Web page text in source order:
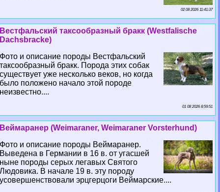
02 08 2026 11:41:37
Вестфальский таксообразный бpaкк (Westfalische
Dachsbracke)
Фото и описание породы Вестфальский
таксообразный бpaкк. Порода этих собак
существует уже несколько веков, но когда
было положено начало этой породе
неизвестно....
01 08 2026 8:59:51
Веймаранер (Weimaraner, Weimaraner Vorsterhund)
Фото и описание породы Веймаранер.
Выведена в Германии в 16 в. от угасшей
ныне породы серых легавых Святого
Людовика. В начале 19 в. эту породу
усовершенствовали эрцгерцоги Веймарские....